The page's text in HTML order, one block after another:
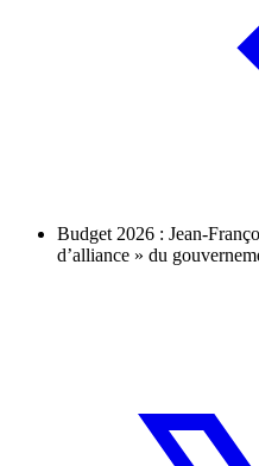
Budget 2026 : Jean-
d’alliance » du